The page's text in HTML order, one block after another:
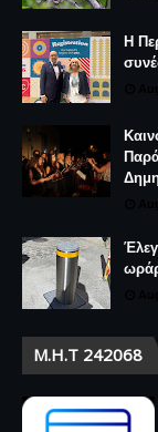
Η
Μ.Η.Τ 242068